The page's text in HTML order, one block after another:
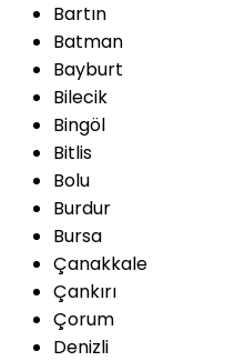
Bartın
Batman
Bayburt
Bilecik
Bingöl
Bitlis
Bolu
Burdur
Bursa
Çanakkale
Çankırı
Çorum
Denizli